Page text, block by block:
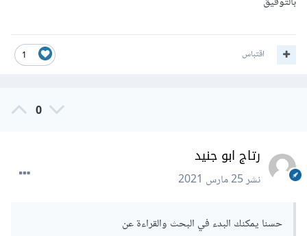
1 اقتباس
0
رتاج ابو جنيد
نشر25 مارس 2021
حسنا يمكنك البدء في البحث والقراءة عن